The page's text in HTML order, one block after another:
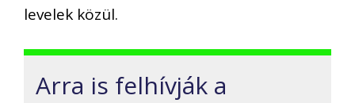
levelek közül.
Arra is felhívják a